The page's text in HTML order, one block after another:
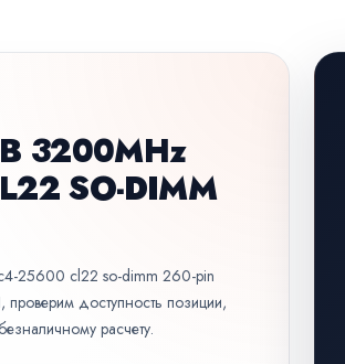
3200MHz
SO-DIMM
25600 cl22 so-dimm 260-pin
проверим доступность позиции,
расчету.